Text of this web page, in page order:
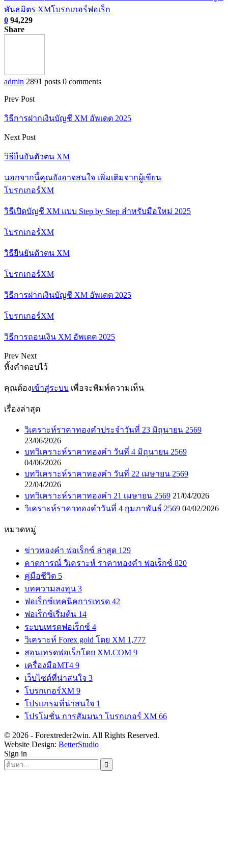
พันธมิตร XMโบรกเกอร์ฟอเร็ก
0 94,229
Share
admin 2891 posts 0 comments
Prev Post
วิธีการฝากเงินบัญชี XM อัพเดต 2025
Next Post
วิธียืนยันตัวตน XM
นอกจากนี้คุณยังอาจสนใจ เพิ่มเติมจากผู้เขียน
โบรกเกอร์XM
วิธีเปิดบัญชี XM แบบ Step by Step สำหรับมือใหม่ 2025
โบรกเกอร์XM
วิธียืนยันตัวตน XM
โบรกเกอร์XM
วิธีการฝากเงินบัญชี XM อัพเดต 2025
โบรกเกอร์XM
วิธีการถอนเงิน XM อัพเดต 2025
Prev Next
ทิ้งคำตอบไว้
คุณต้องเข้าสู่ระบบ เพื่อจะพิมพ์ความเห็น
เรื่องล่าสุด
วิเคราะห์ราคาทองคำประจำวันที่ 23 มิถุนายน 2569
23/06/2026
บทวิเคราะห์ราคาทองคำ วันที่ 4 มิถุนายน 2569
04/06/2026
บทวิเคราะห์ราคาทองคำ วันที่ 22 เมษายน 2569
22/04/2026
บทวิเคราะห์ราคาทองคำ 21 เมษายน 2569 21/04/2026
วิเคราะห์ราคาทองคำวันที่ 4 กุมภาพันธ์ 2569 04/02/2026
หมวดหมู่
ข่าวทองคำ ฟอเร็กซ์ ล่าสุด 129
คาดการณ์ วิเคราะห์ ราคาทองคำ ฟอเร็กซ์ 820
คู่มือชีวิต 5
บทความลงทุน 3
ฟอเร็กซ์เทคนิคการเทรด 42
ฟอเร็กซ์เริ่มต้น 14
ระบบเทรดฟอเร็กซ์ 4
วิเคราะห์ Forex gold โดย XM 1,777
สอนเทรดฟอเร็กโดย XM.COM 9
เครื่องมือMT4 9
เว็บไซต์ที่น่าสนใจ 3
โบรกเกอร์XM 9
โปรแกรมที่น่าสนใจ 1
โปรโมชั่น การสัมมนา โบรกเกอร์ XM 66
© 2026 - Forextreder2win. All Rights Reserved.
Website Design: BetterStudio
Sign in